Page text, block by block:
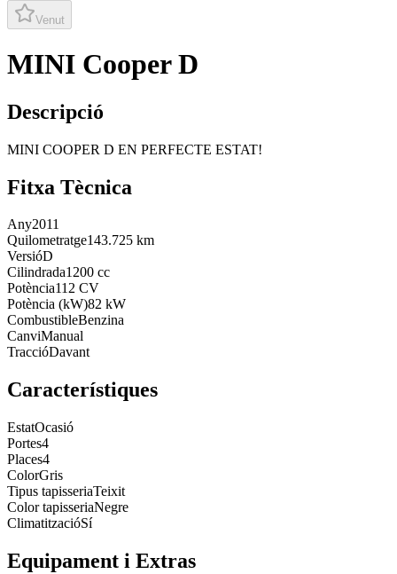
Venut
MINI Cooper D
Descripció
MINI COOPER D EN PERFECTE ESTAT!
Fitxa Tècnica
Any2011
Quilometratge143.725 km
VersióD
Cilindrada1200 cc
Potència112 CV
Potència (kW)82 kW
CombustibleBenzina
CanviManual
TraccióDavant
Característiques
EstatOcasió
Portes4
Places4
ColorGris
Tipus tapisseriaTeixit
Color tapisseriaNegre
ClimatitzacióSí
Equipament i Extras